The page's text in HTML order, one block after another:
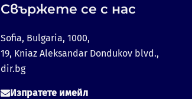
Свържете се с нас
Sofia, Bulgaria, 1000,
19, Kniaz Aleksandar Dondukov blvd.,
dir.bg
Изпратете имейл